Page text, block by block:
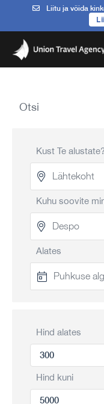
Liitu ja võida
Otsi
Kust Te
Kuhu soovite
Alates
Hind alates
Hind kuni